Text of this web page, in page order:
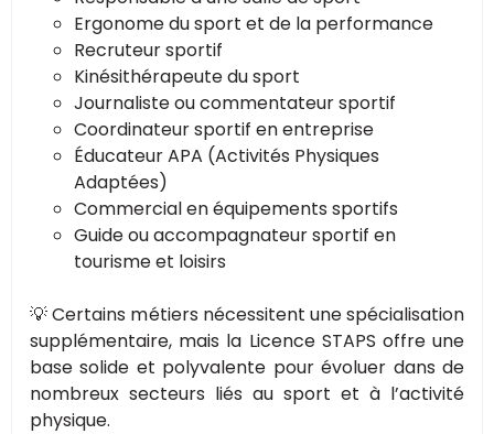
Ergonome du sport et de la performance
Recruteur sportif
Kinésithérapeute du sport
Journaliste ou commentateur sportif
Coordinateur sportif en entreprise
Éducateur APA (Activités Physiques
Adaptées)
Commercial en équipements sportifs
Guide ou accompagnateur sportif en
tourisme et loisirs
💡 Certains métiers nécessitent une spécialisation
supplémentaire, mais la Licence STAPS offre une
base solide et polyvalente pour évoluer dans de
nombreux secteurs liés au sport et à l’activité
physique.